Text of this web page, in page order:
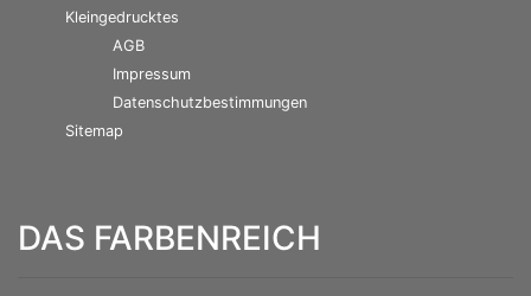
Kleingedrucktes
AGB
Impressum
Datenschutzbestimmungen
Sitemap
DAS FARBENREICH